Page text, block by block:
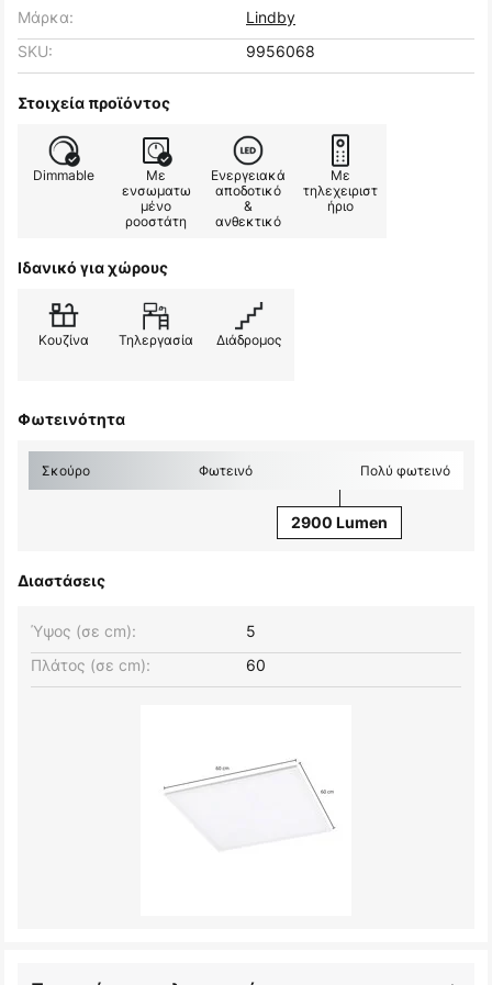
Μάρκα:
Lindby
SKU:
9956068
Στοιχεία προϊόντος
Dimmable
Με
ενσωματω
μένο
ροοστάτη
Ενεργειακά
αποδοτικό
&
ανθεκτικό
Με
τηλεχειριστ
ήριο
Ιδανικό για χώρους
Κουζίνα Τηλεργασία Διάδρομος
Φωτεινότητα
Σκούρο Φωτεινό Πολύ φωτεινό
2900 Lumen
Διαστάσεις
Πλάτος (σε cm): 60
Ύψος (σε cm): 5